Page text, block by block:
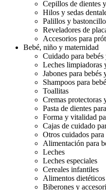
Cepillos de dientes
Hilos y sedas
Palillos y
Reveladores de
Accesorios para
Bebé, niño y maternidad
Cuidado para
Leches limpiadoras
Jabones para
Shampoos para
Toallitas
Cremas protectoras
Pasta de dientes
Forma y vitalidad
Cajas de cuidado
Otros cuidados
Alimentación para
Leches
Leches especiales
Cereales infantiles
Alimentos
Biberones y